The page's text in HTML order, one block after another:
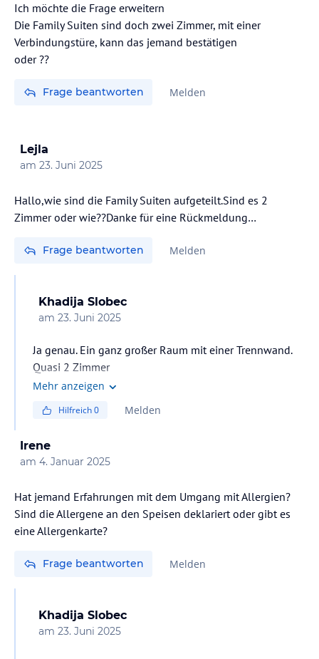
Ich möchte die Frage erweitern
Die Family Suiten sind doch zwei Zimmer, mit einer
Verbindungstüre, kann das jemand bestätigen
oder ??
Frage beantworten Melden
Lejla
am 23. Juni 2025
Hallo,wie sind die Family Suiten aufgeteilt.Sind es 2
Zimmer oder wie??Danke für eine Rückmeldung…
Frage beantworten Melden
Khadija Slobec
am 23. Juni 2025
Ja genau. Ein ganz großer Raum mit einer Trennwand.
Quasi 2 Zimmer
Mehr anzeigen
Hilfreich0 Melden
Irene
am 4. Januar 2025
Hat jemand Erfahrungen mit dem Umgang mit Allergien?
Sind die Allergene an den Speisen deklariert oder gibt es
eine Allergenkarte?
Frage beantworten Melden
Khadija Slobec
am 23. Juni 2025